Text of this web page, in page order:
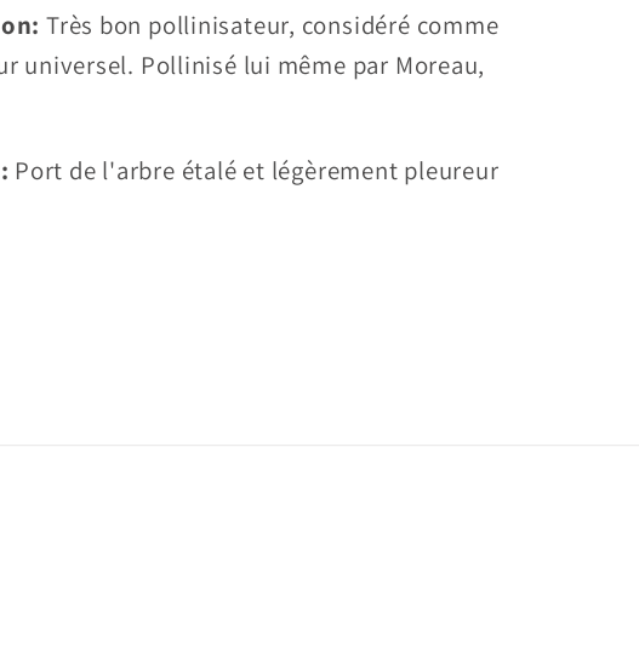
Très bon pollinisateur, considéré comme
universel. Pollinisé lui même par Moreau,
Port de l'arbre étalé et légèrement pleureur